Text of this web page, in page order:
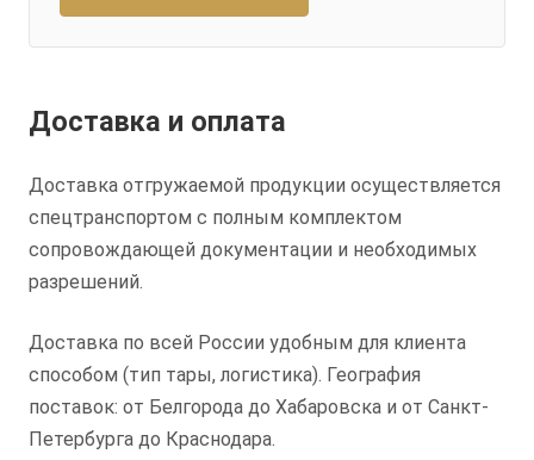
Доставка и оплата
Доставка отгружаемой продукции осуществляется
спецтранспортом с полным комплектом
сопровождающей документации и необходимых
разрешений.
Доставка по всей России удобным для клиента
способом (тип тары, логистика). География
поставок: от Белгорода до Хабаровска и от Санкт-
Петербурга до Краснодара.